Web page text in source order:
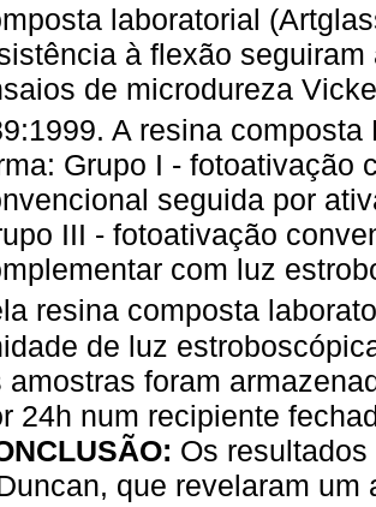
laboratorial
à flexão
de microdureza
A resina composta
Grupo I - fotoativação
seguida por
III - fotoativação
com luz
resina composta
de luz
amostras foram
24h num recipiente
Os
que revelaram